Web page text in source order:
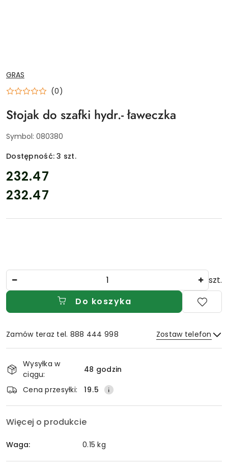
NAZWA
PRODUCENTA:
GRAS
(0)
Stojak do szafki hydr.- ławeczka
Symbol: 080380
Dostępność:3 szt.
cena:
232.47
Cena:
232.47
szt.
Do koszyka
Zamów teraz tel. 888 444 998 Zostaw telefon
i
dostawa
Wysyłka w
ciągu:
48 godzin
Cena przesyłki:
19.5
Więcej o produkcie
Waga: 0.15 kg